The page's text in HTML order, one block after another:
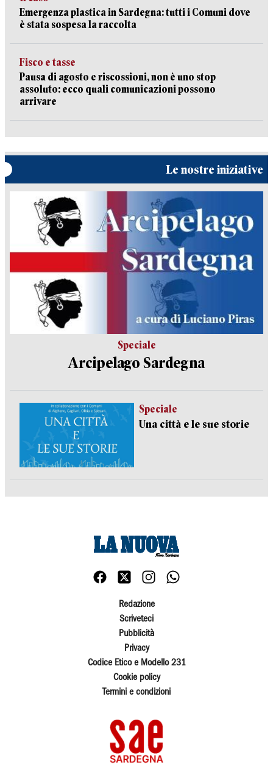
Emergenza plastica in Sardegna: tutti i Comuni dove
è stata sospesa la raccolta
Fisco e tasse
Pausa di agosto e riscossioni, non è uno stop
assoluto: ecco quali comunicazioni possono
arrivare
Le nostre iniziative
Speciale
Arcipelago Sardegna
Speciale
Una città e le sue storie
Redazione
Scriveteci
Pubblicità
Privacy
Codice Etico e Modello 231
Cookie policy
Termini e condizioni